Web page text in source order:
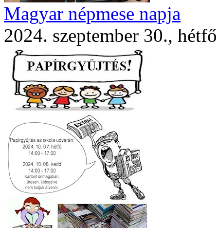
Magyar népmese napja
2024. szeptember 30., hétfő